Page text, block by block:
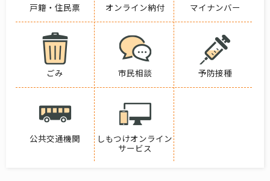
戸籍・住民票 オンライン納付 マイナンバー
ごみ 市民相談 予防接種
公共交通機関
しもつけオンライン
サービス